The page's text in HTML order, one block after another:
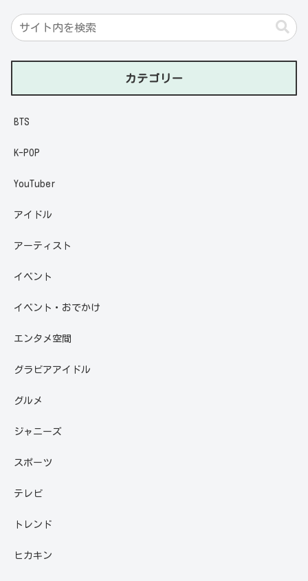
カテゴリー
BTS
K-POP
YouTuber
アイドル
アーティスト
イベント
イベント・おでかけ
エンタメ空間
グラビアアイドル
グルメ
ジャニーズ
スポーツ
テレビ
トレンド
ヒカキン